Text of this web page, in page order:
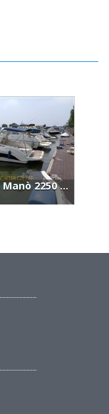
Manò Marine Manò 2250 Cabin (2006)